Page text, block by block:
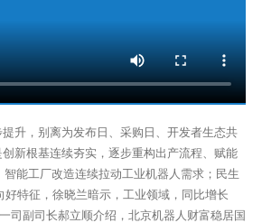
升，别离为发布日、采购日、开发者生态共
新根基连续夯实，逐步重构出产流程、赋能
能工厂改造连续拉动工业机器人需求；民生
好特征，徐晓兰暗示，工业领域，同比增长
司副司长郝立顺介绍，北京机器人财富稳居国